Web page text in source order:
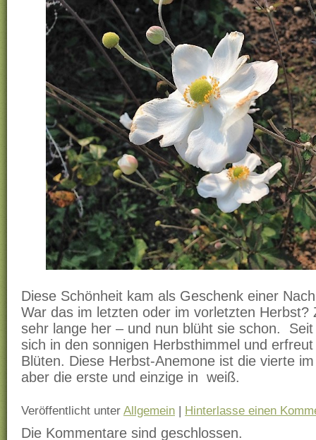
Diese Schönheit kam als Geschenk einer
War das im letzten oder im vorletzten Herbst?
sehr lange her – und nun blüht sie schon.
sich in den sonnigen Herbsthimmel und
Blüten. Diese Herbst-Anemone ist die vierte
aber die erste und einzige in weiß.
Veröffentlicht unter Allgemein | Hinterlasse einen
Die Kommentare sind geschlossen.